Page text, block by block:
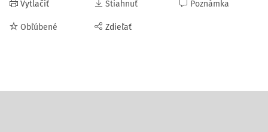
Vytlačiť
Obľúbené
Stiahnuť
Zdieľať
Poznámka